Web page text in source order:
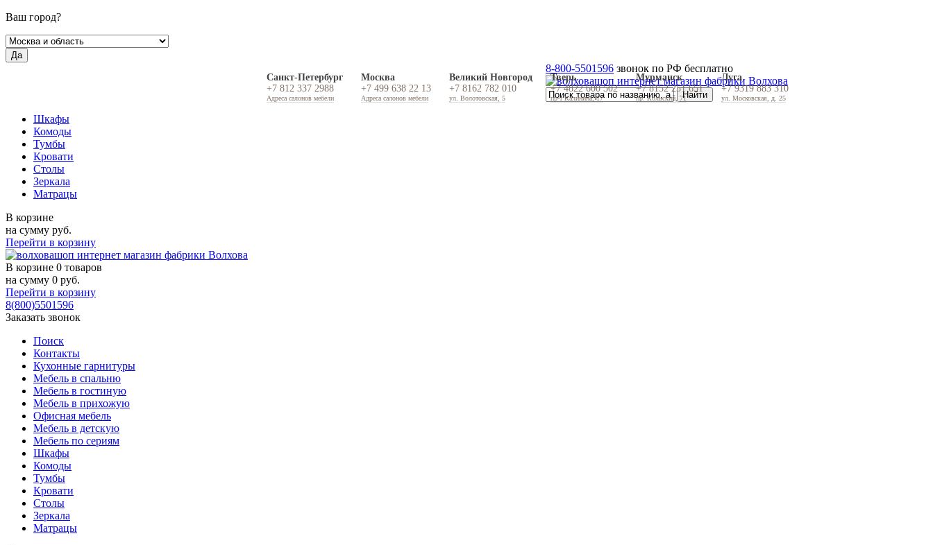
Ваш город?
Да
Санкт-Петербург
+7 812 337 2988
Адреса салонов мебели
Москва
+7 499 638 22 13
Адреса салонов мебели
Великий Новгород
+7 8162 782 010
ул. Волотовская, 5
Тверь
+7 4822 600 502
пр-т Калинина, 17
Мурманск
+7 8152 251 651
пр. Кольский, 71
Луга
+7 9319 883 310
ул. Московская, д. 25
8-800-5501596 звонок по РФ бесплатно
Шкафы
Комоды
Тумбы
Кровати
Столы
Зеркала
Матрацы
В корзине
на сумму руб.
Перейти в корзину
В корзине 0 товаров
на сумму 0 руб.
Перейти в корзину
8(800)5501596
Заказать звонок
Поиск
Контакты
Кухонные гарнитуры
Мебель в спальню
Мебель в гостиную
Мебель в прихожую
Офисная мебель
Мебель в детскую
Мебель по сериям
Шкафы
Комоды
Тумбы
Кровати
Столы
Зеркала
Матрацы